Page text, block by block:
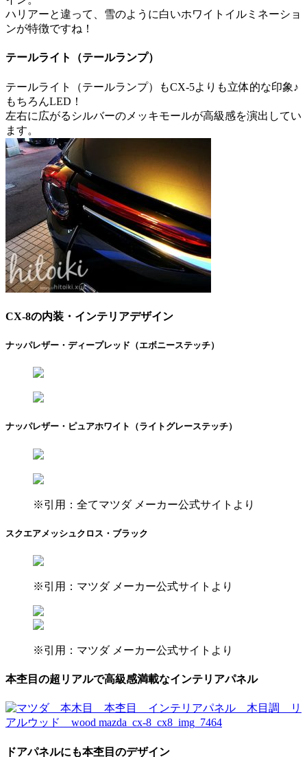
ハリアーと違って、雪のように白いホワイトイルミネーショ
ンが特徴ですね！
テールライト（テールランプ）
テールライト（テールランプ）もCX-5よりも立体的な印象♪
もちろんLED！
左右に広がるシルバーのメッキモールが高級感を演出してい
ます。
CX-8の内装・インテリアデザイン
ナッパレザー・ディープレッド（エボニーステッチ）
ナッパレザー・ピュアホワイト（ライトグレーステッチ）
※引用：全てマツダ メーカー公式サイトより
スクエアメッシュクロス・ブラック
※引用：マツダ メーカー公式サイトより
※引用：マツダ メーカー公式サイトより
本杢目の超リアルで高級感満載なインテリアパネル
ドアパネルにも本杢目のデザイン